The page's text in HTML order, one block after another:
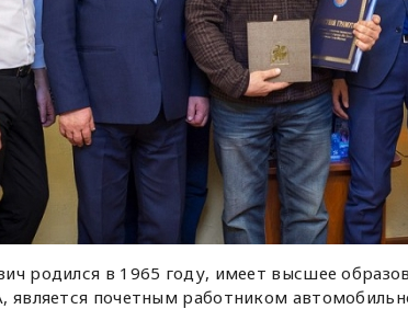
родился в 1965 году, имеет высшее
является почетным работником